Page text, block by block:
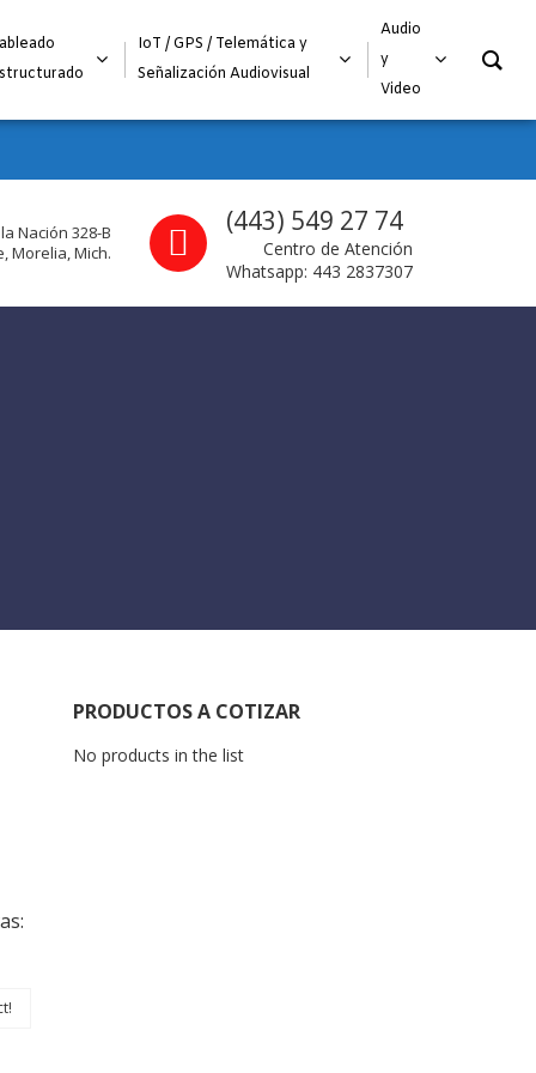
IoT / GPS / Telemática y
Señalización Audiovisual
Audio
y
Video
Call us
(443) 549 27 74
Centro de Atención
Whatsapp: 443 2837307
Nación 328-B
Morelia, Mich.
PRODUCTOS A COTIZAR
No products in the list